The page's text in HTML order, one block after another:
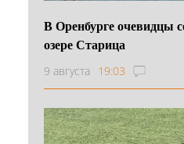
В Оренбурге очевидцы
озере Старица
9 августа 19:03